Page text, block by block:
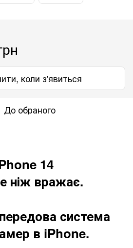
коли з'явиться
До обраного
14
ніж вражає.
система
в iPhone.